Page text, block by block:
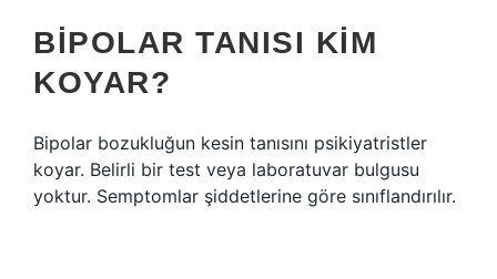
BIPOLAR TANISI KIM
KOYAR?
Bipolar bozukluğun kesin tanısını psikiyatristler
koyar. Belirli bir test veya laboratuvar bulgusu
yoktur. Semptomlar şiddetlerine göre sınıflandırılır.